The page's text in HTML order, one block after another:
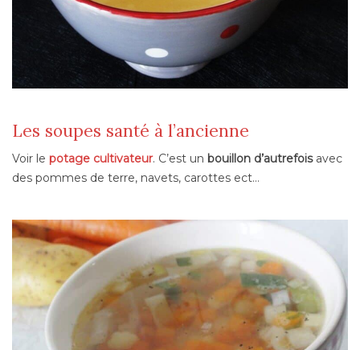
Les soupes santé à l’ancienne
Voir le potage cultivateur. C’est un bouillon d’autrefoisavec
des pommes de terre, navets, carottes ect…